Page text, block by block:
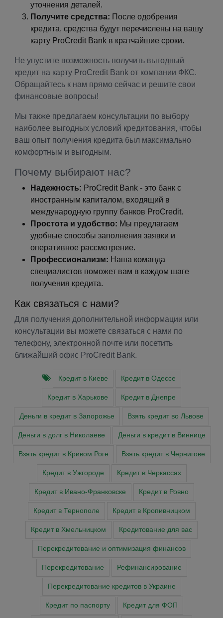
уточнения деталей.
Получите средства: После одобрения
кредита, средства будут перечислены на вашу
карту ProCredit Bank в кратчайшие сроки.
Не упустите возможность получить выгодный
кредит на карту ProCredit Bank от компании ФКС.
Обращайтесь к нам прямо сейчас и решите свои
финансовые вопросы!
Мы также предлагаем консультации по выбору
наиболее выгодных условий кредитования, чтобы
ваш опыт получения кредита был максимально
комфортным и выгодным.
Почему выбирают нас?
Надежность: ProCredit Bank - это банк с
иностранным капиталом, входящий в
международную группу банков ProCredit.
Простота и удобство: Мы предлагаем
удобные способы заполнения заявки и
оперативное рассмотрение.
Профессионализм: Наша команда
специалистов поможет вам в каждом шаге
получения кредита.
Как связаться с нами?
Для получения дополнительной информации или
консультации вы можете связаться с нами по
телефону, электронной почте или посетить
ближайший офис ProCredit Bank.
Кредит в Киеве Кредит в Одессе
Кредит в Харькове Кредит в Днепре
Деньги в кредит в Запорожье Взять кредит во Львове
Деньги в долг в Николаеве Деньги в кредит в Виннице
Взять кредит в Кривом Роге Взять кредит в Чернигове
Кредит в Ужгороде Кредит в Черкассах
Кредит в Ивано-Франковске Кредит в Ровно
Кредит в Тернополе Кредит в Кропивницком
Кредит в Хмельницком Кредитование для вас
Перекредитование и оптимизация финансов
Перекредитование Рефинансирование
Перекредитование кредитов в Украине
Кредит по паспорту Кредит для ФОП